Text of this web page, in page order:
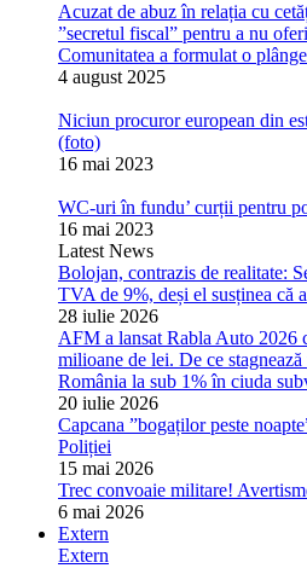
Acuzat de abuz în relația cu
”secretul fiscal” pentru a nu
Comunitatea a formulat o
4 august 2025
Niciun procuror european din
(foto)
16 mai 2023
WC-uri în fundu’ curții pentru
16 mai 2023
Latest News
Bolojan, contrazis de realitate:
TVA de 9%, deși el susținea că
28 iulie 2026
AFM a lansat Rabla Auto 2026
milioane de lei. De ce
România la sub 1% în ciuda
20 iulie 2026
Capcana ”bogaților peste
Poliției
15 mai 2026
Trec convoaie militare!
6 mai 2026
Extern
Extern